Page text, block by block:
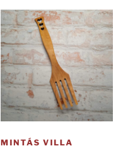
MINTÁS VILLA